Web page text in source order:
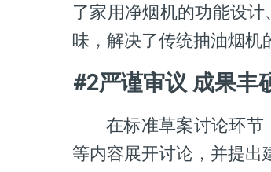
了家用净烟机的功能设
味，解决了传统抽油烟机
#2严谨审议 成果丰
在标准草案讨论环节
等内容展开讨论，并提出